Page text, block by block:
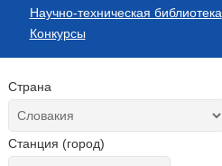
Научно-техническая библиотека
Конкурсы
Страна
Станция (город)